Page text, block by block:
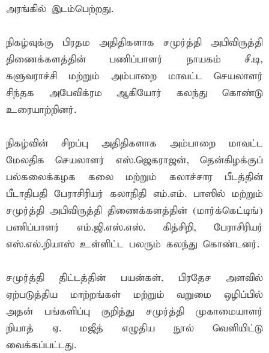
அரங்கில் இடம்பெற்றது.
நிகழ்வுக்கு பிரதம அதிதிகளாக சமுர்த்தி அபிவிருத்தி
திணைக்களத்தின் பணிப்பாளர் நாயகம் சீ.டி,
களுவராச்சி மற்றும் அம்பாறை மாவட்ட செயலாளர்
சிந்தக அபேவிக்ரம ஆகியோர் கலந்து கொண்டு
உரையாற்றினர்.
நிகழ்வின் சிறப்பு அதிதிகளாக அம்பாறை மாவட்ட
மேலதிக செயலாளர் எஸ்.ஜெகராஜன், தென்கிழக்குப்
பல்கலைக்கழக கலை மற்றும் கலாச்சார பீடத்தின்
பீடாதிபதி பேராசிரியர் கலாநிதி எம்.எம். பாஸில் மற்றும்
சமுர்த்தி அபிவிருத்தி திணைக்களத்தின் (மார்க்கெட்டிங்)
பணிப்பாளர் எம்.ஜி.எஸ்.எஸ். கித்சிறி, பேராசிரியர்
எஸ்.எல்.றியாஸ் உள்ளிட்ட பலரும் கலந்து கொண்டனர்.
சமுர்த்தி திட்டத்தின் பயன்கள், பிரதேச அளவில்
ஏற்படுத்திய மாற்றங்கள் மற்றும் வறுமை ஒழிப்பில்
அதன் பங்களிப்பு குறித்து சமுர்த்தி முகாமையாளர்
றியாத் ஏ. மஜீத் எழுதிய நூல் வெளியிட்டு
வைக்கப்பட்டது.